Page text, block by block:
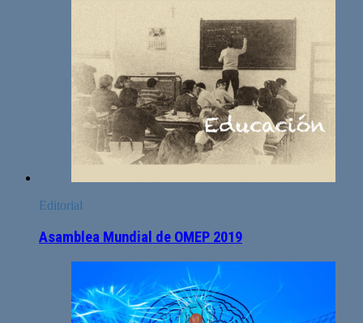
Editorial
Asamblea Mundial de OMEP 2019